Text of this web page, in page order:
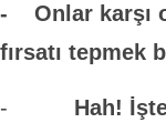
- Onlar karşı
fırsatı tepmek
- Hah!